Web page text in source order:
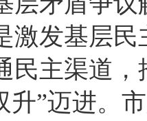
激发基层
民主渠道
升”迈进。